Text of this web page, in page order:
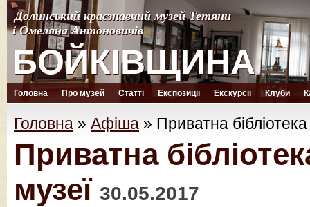
Долинський краєзнавчий музей Тетяни
і Омеляна Антоновичів
БОЙКІВЩИНА
Долинський краєзнавчий музей Тетяни
і Омеляна Антоновичів
БОЙКІВЩИНА
Головна Про музей Статті Експозиції Екскурсії Клуби
Головна » Афіша » Приватна
Приватна
музеї 30.05.2017